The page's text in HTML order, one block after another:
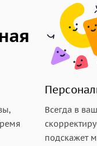
Всегда в
подскажет